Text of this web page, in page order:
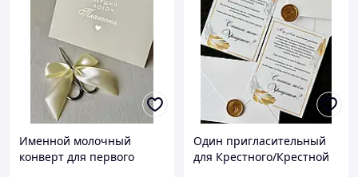
Именной молочный
конверт для первого
Один пригласительный
для Крестного/Крестной